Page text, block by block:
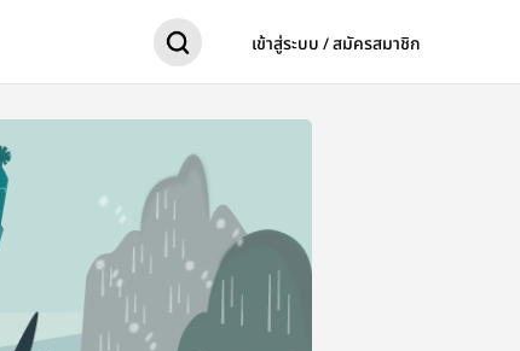
เข้าสู่ระบบ / สมัครสมาชิก